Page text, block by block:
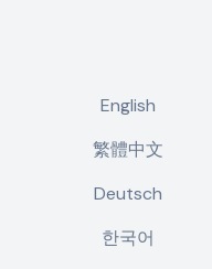
English
繁體中文
Deutsch
한국어